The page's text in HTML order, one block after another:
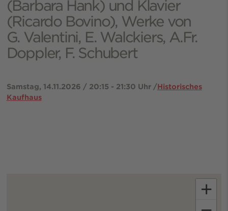
(Barbara Hank) und Klavier
(Ricardo Bovino), Werke von
G. Valentini, E. Walckiers, A.Fr.
Doppler, F. Schubert
Samstag, 14.11.2026 / 20:15 - 21:30 Uhr /Historisches
Kaufhaus
+